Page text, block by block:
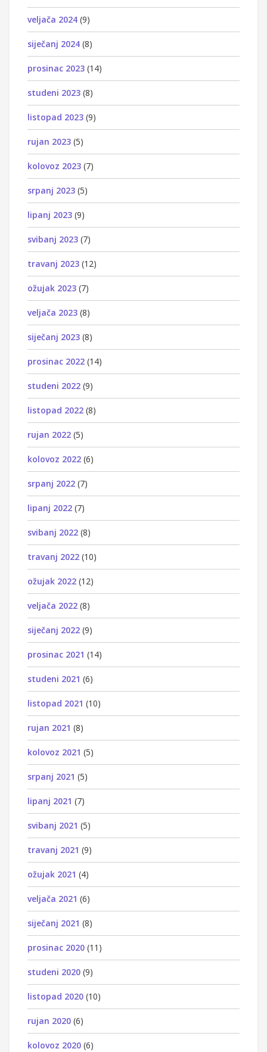
veljača 2024 (9)
siječanj 2024 (8)
prosinac 2023 (14)
studeni 2023 (8)
listopad 2023 (9)
rujan 2023 (5)
kolovoz 2023 (7)
srpanj 2023 (5)
lipanj 2023 (9)
svibanj 2023 (7)
travanj 2023 (12)
ožujak 2023 (7)
veljača 2023 (8)
siječanj 2023 (8)
prosinac 2022 (14)
studeni 2022 (9)
listopad 2022 (8)
rujan 2022 (5)
kolovoz 2022 (6)
srpanj 2022 (7)
lipanj 2022 (7)
svibanj 2022 (8)
travanj 2022 (10)
ožujak 2022 (12)
veljača 2022 (8)
siječanj 2022 (9)
prosinac 2021 (14)
studeni 2021 (6)
listopad 2021 (10)
rujan 2021 (8)
kolovoz 2021 (5)
srpanj 2021 (5)
lipanj 2021 (7)
svibanj 2021 (5)
travanj 2021 (9)
ožujak 2021 (4)
veljača 2021 (6)
siječanj 2021 (8)
prosinac 2020 (11)
studeni 2020 (9)
listopad 2020 (10)
rujan 2020 (6)
kolovoz 2020 (6)